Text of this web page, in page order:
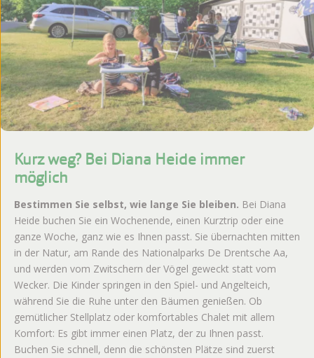
Kurz weg? Bei Diana Heide immer
möglich
Bestimmen Sie selbst, wie lange Sie bleiben. Bei Diana
Heide buchen Sie ein Wochenende, einen Kurztrip oder eine
ganze Woche, ganz wie es Ihnen passt. Sie übernachten mitten
in der Natur, am Rande des Nationalparks De Drentsche Aa,
und werden vom Zwitschern der Vögel geweckt statt vom
Wecker. Die Kinder springen in den Spiel- und Angelteich,
während Sie die Ruhe unter den Bäumen genießen. Ob
gemütlicher Stellplatz oder komfortables Chalet mit allem
Komfort: Es gibt immer einen Platz, der zu Ihnen passt.
Buchen Sie schnell, denn die schönsten Plätze sind zuerst